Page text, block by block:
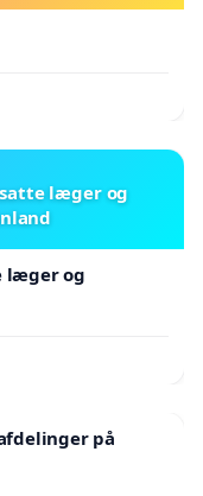
læger og
læger og
på